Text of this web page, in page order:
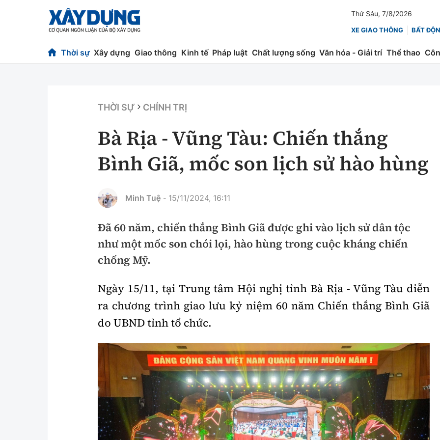
Thứ Sáu, 7/8/2026
XE GIAO THÔNG BẤT
Thời sự Xây dựng Giao thông Kinh tế Pháp luật Chất lượng sống Văn hóa - Giải trí Thể thao
Chuyện dọc đường
Chỉ đạo điều hành
Vật liệu xây dựng
Giám định chất lượng
Hàng không
Đường sắt
Đường thủy
Nhà thầu
Thi viết về Ngành
Chứng khoán
Bảo hiểm
An toàn giao thông
Giao thông 24h
Văn hóa giao thông
Lái xe an toàn
Gương sáng giao thông
xem thêm
Chất lượng sống Văn hóa - Giải Trí
Văn hóa
Thể thao
Bóng đá
Công nghệ
Công nghệ mới
THỜI SỰ CHÍNH TRỊ
Bà Rịa - Vũng Tàu: Chiến thắng
Bình Giã, mốc son lịch sử hào hùng
Minh Tuệ - 15/11/2024, 16:11
Đã 60 năm, chiến thắng Bình Giã được ghi vào lịch sử dân tộc
như một mốc son chói lọi, hào hùng trong cuộc kháng chiến
chống Mỹ.
Ngày 15/11, tại Trung tâm Hội nghị tỉnh Bà Rịa - Vũng Tàu diễn
ra chương trình giao lưu kỷ niệm 60 năm Chiến thắng Bình Giã
do UBND tỉnh tổ chức.